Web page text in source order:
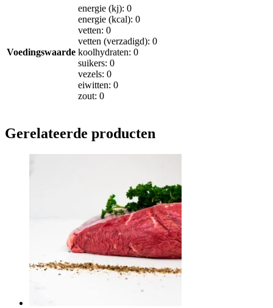
Voedingswaarde
energie (kj): 0
energie (kcal): 0
vetten: 0
vetten (verzadigd): 0
koolhydraten: 0
suikers: 0
vezels: 0
eiwitten: 0
zout: 0
Gerelateerde producten